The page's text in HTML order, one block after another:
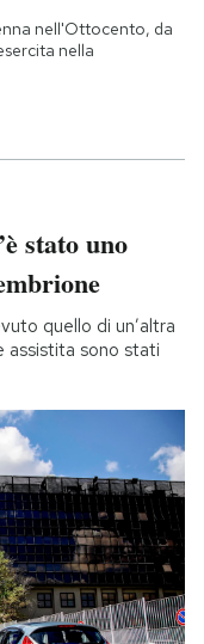
nell'Ottocento, da
nella
stato uno
quello di un’altra
sono stati